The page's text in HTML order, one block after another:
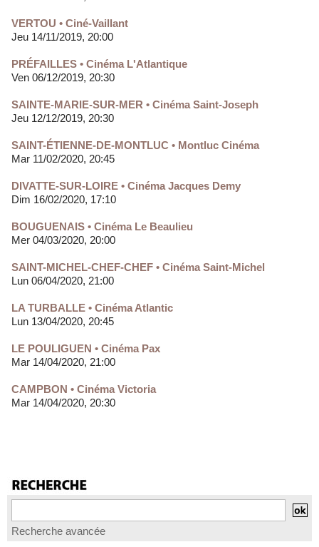
VERTOU • Ciné-Vaillant
Jeu 14/11/2019, 20:00
PRÉFAILLES • Cinéma L'Atlantique
Ven 06/12/2019, 20:30
SAINTE-MARIE-SUR-MER • Cinéma Saint-Joseph
Jeu 12/12/2019, 20:30
SAINT-ÉTIENNE-DE-MONTLUC • Montluc Cinéma
Mar 11/02/2020, 20:45
DIVATTE-SUR-LOIRE • Cinéma Jacques Demy
Dim 16/02/2020, 17:10
BOUGUENAIS • Cinéma Le Beaulieu
Mer 04/03/2020, 20:00
SAINT-MICHEL-CHEF-CHEF • Cinéma Saint-Michel
Lun 06/04/2020, 21:00
LA TURBALLE • Cinéma Atlantic
Lun 13/04/2020, 20:45
LE POULIGUEN • Cinéma Pax
Mar 14/04/2020, 21:00
CAMPBON • Cinéma Victoria
Mar 14/04/2020, 20:30
Recherche avancée